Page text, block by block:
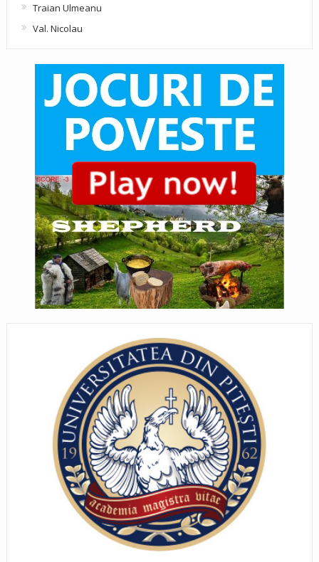
Traian Ulmeanu
Val. Nicolau